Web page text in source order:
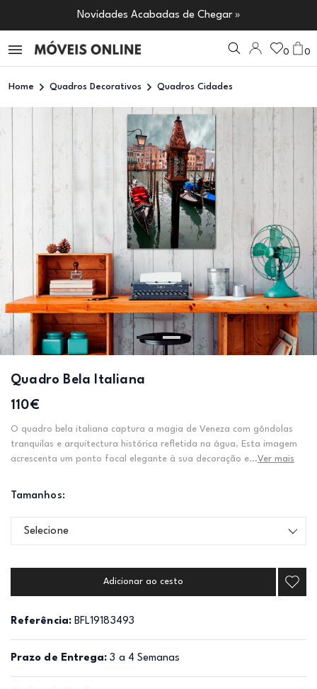
Novidades Acabadas de Chegar »
0 0
Home Quadros Decorativos Quadros Cidades
Quadro Bela Italiana
110€
O quadro bela italiana captura a magia de Veneza com gôndolas
tranquilas e arquitectura histórica refletida na água. Esta imagem
acrescenta um ponto focal elegante à sua decoração e...Ver mais
Tamanhos:
Selecione
Adicionar ao cesto
Referência: BFL19183493
Prazo de Entrega: 3 a 4 Semanas